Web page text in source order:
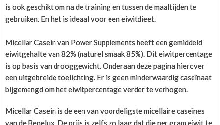
is ook geschikt om na de training en tussen de maaltijden te
gebruiken. En het is ideaal voor een eiwitdieet.
Micellar Casein van Power Supplements heeft een gemiddeld
eiwitgehalte van 82% (naturel smaak 85%). Dit eiwitpercentage
is op basis van drooggewicht. Onderaan deze pagina hierover
een uitgebreide toelichting. Er is geen minderwaardig caseïnaat
bijgemengd om het eiwitpercentage verder te verhogen.
Micellar Casein is de een van voordeligste micellaire caseïnes
van de Benelux. De prijs is zelfs zo laag dat die per gram eiwit te
Fenjo van Wilderen ,15 oktober 2025
Top kwaliteit!
Heel vies!
Hoi
Ik heb bij jullie de whey isolaat naturel gekocht en de
De whey gebruik ik na een training van twee uur. De
training bestaat uit
1 uur zumba en 1 uur bodypump en soms na
anderhalf uur fitness waarvan een half uur cardio.
De caseïne gebruik ik drie keer in de week als
vervanging voor mijn ( havermout) ontbijt.
ontbijt is.
Klant Vraag:
die bij jullie gaan bestellen omdat julie whey
verkopen zonder zoetstof.
ik doe twee keer in de week body pump en zumba-
up en twee keer in de week fitness.
Nu kreeg ik van een vriendin een caseïne shake met
Nu is mijn vraag wat is een rede om liever caseïne te
gaan gebruiken dan whey?
Micellar Casein & Whey protein
Klant Vraag:
Beste,
runs.. Heb een erg onregelmatig leven (qua eten en
werk) en wil hier eigenlijk wat makkelijker mee om
Welk eiwit wanneer? 1
Klant Vraag:
Hallo,
Ik doe reeds enkele jaren 5x per week aan intensieve
Week rust
Klant Vraag:
Product advies 1